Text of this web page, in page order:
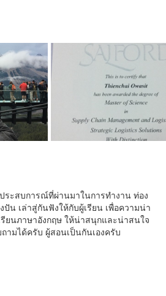
ระสบการณ์ที่ผ่านมาในการทำงาน ท่อง
ปัน เล่าสู่กันฟังให้กับผู้เรียน เพื่อความน่า
ยนภาษาอังกฤษ ให้น่าสนุกและน่าสนใจ
มได้ครับ ผู้สอนเป็นกันเองครับ